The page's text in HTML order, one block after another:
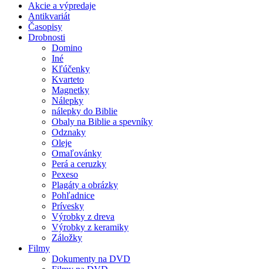
Akcie a výpredaje
Antikvariát
Časopisy
Drobnosti
Domino
Iné
Kľúčenky
Kvarteto
Magnetky
Nálepky
nálepky do Biblie
Obaly na Biblie a spevníky
Odznaky
Oleje
Omaľovánky
Perá a ceruzky
Pexeso
Plagáty a obrázky
Pohľadnice
Prívesky
Výrobky z dreva
Výrobky z keramiky
Záložky
Filmy
Dokumenty na DVD